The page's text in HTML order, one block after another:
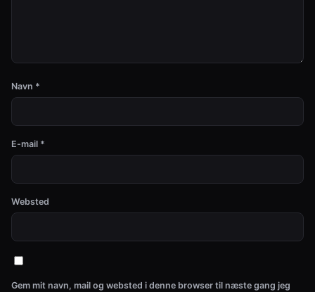
Navn *
E-mail *
Websted
Gem mit navn, mail og websted i denne browser til næste gang jeg